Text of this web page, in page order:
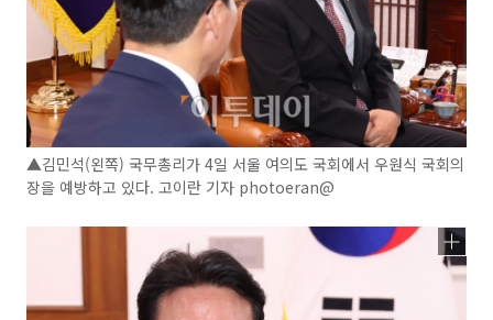
▲김민석(왼쪽) 국무총리가 4일 서울 여의도 국회에서 우원식 국회의
장을 예방하고 있다. 고이란 기자 photoeran@